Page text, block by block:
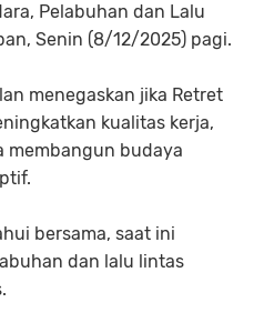
Pelabuhan dan Lalu
Senin (8/12/2025) pagi.
menegaskan jika Retret
kualitas kerja,
membangun budaya
bersama, saat ini
dan lalu lintas